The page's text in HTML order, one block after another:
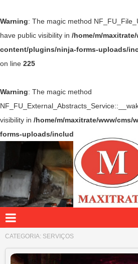
Warning: The magic method
have public visibility in /home/m/
content/plugins/ninja-forms-uploads/
on line 225
Warning: The magic method
visibility in /home/m/maxitrate/www/
forms-uploads/includes/external/
CATEGORIA: SERVIÇOS